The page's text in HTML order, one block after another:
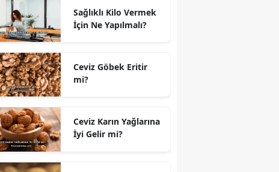
Sağlıklı Kilo Vermek
İçin Ne Yapılmalı?
Ceviz Göbek Eritir
mi?
Ceviz Karın Yağlarına
İyi Gelir mi?